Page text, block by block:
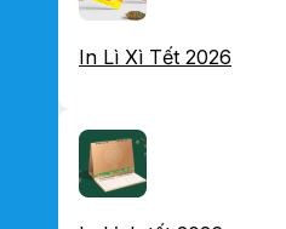
In Lì Xì Tết 2026